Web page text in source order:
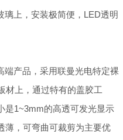
上，安装极简便，LED透明
产品，采用联曼光电特定裸
材上，通过特有的盖胶工
是1~3mm的高透可发光显示
薄，可弯曲可裁剪为主要优